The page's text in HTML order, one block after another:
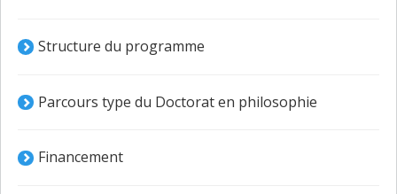
Structure du programme
Parcours type du Doctorat en philosophie
Financement